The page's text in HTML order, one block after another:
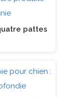
pattes